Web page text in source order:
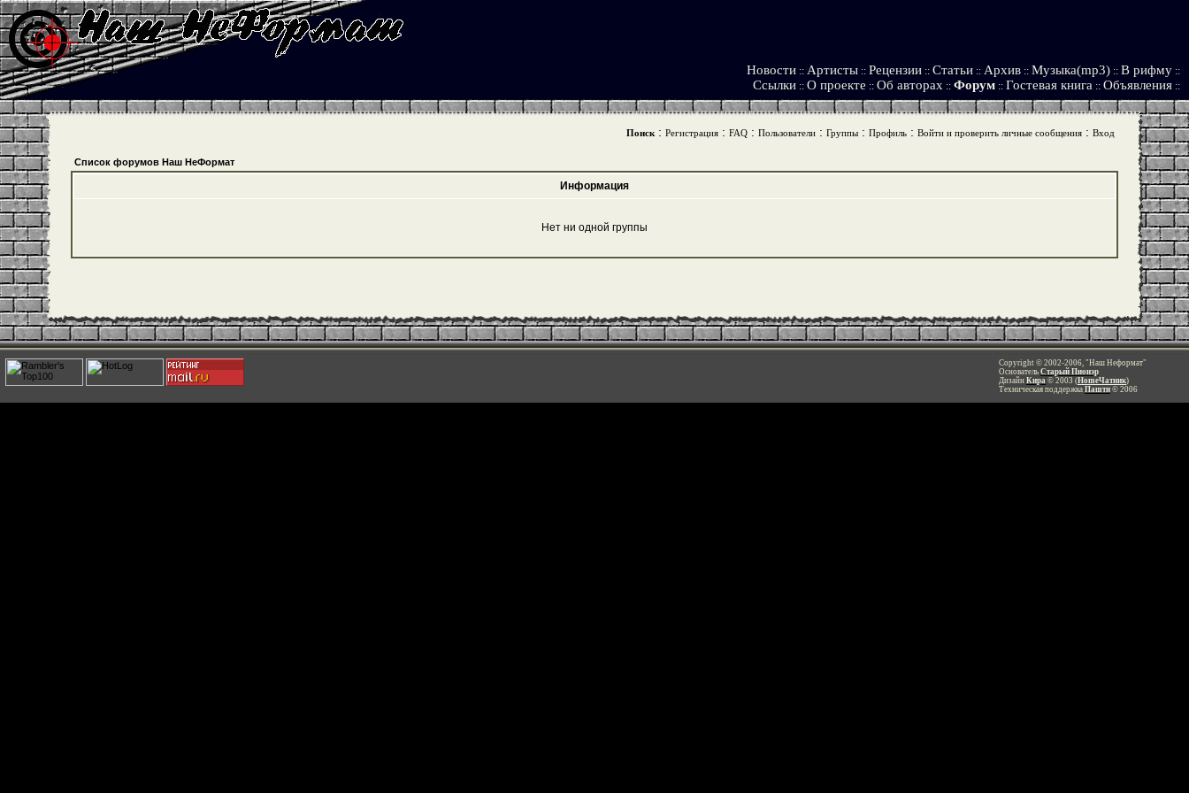
Новости :: Артисты :: Рецензии :: Статьи :: Архив :: Музыка(mp3) :: В рифму ::
Ссылки :: О проекте :: Об авторах :: Форум :: Гостевая книга :: Объявления ::
Поиск: Регистрация: FAQ: Пользователи: Группы: Профиль: Войти и проверить личные сообщения: Вход
Список форумов Наш НеФормат
Информация
Нет ни одной группы
Copyright © 2002-2006, "Наш Неформат"
Основатель Старый Пионэр
Дизайн Кира © 2003 (HomeЧатник)
Техническая поддержка Пашти © 2006